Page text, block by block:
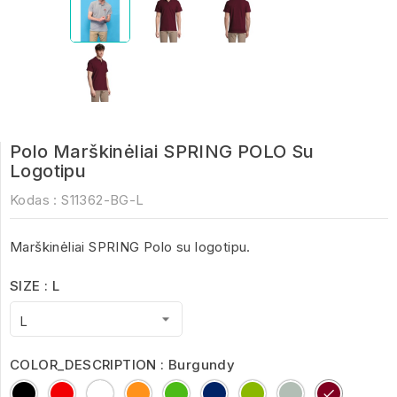
Polo Marškinėliai SPRING POLO Su
Logotipu
Kodas : S11362-BG-L
Marškinėliai SPRING Polo su logotipu.
SIZE : L
COLOR_DESCRIPTION : Burgundy
BlackRed WhiteOrangekelly royal Appleash